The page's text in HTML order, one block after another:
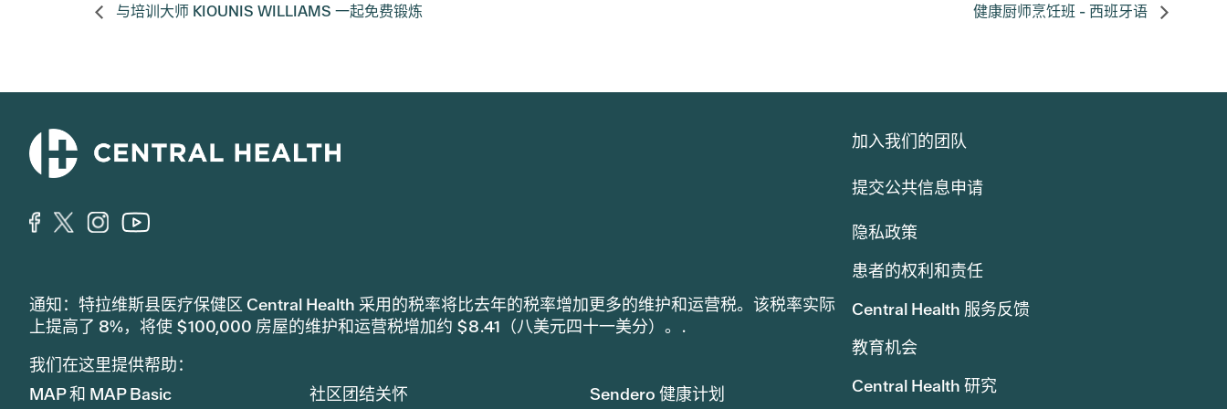
与培训大师 KIOUNIS WILLIAMS 一起免费锻炼 健康厨师烹饪班 - 西班牙语
通知：特拉维斯县医疗保健区 Central Health 采用的税率将比去年的税率增加更多的维护和运营税。该税率实际
上提高了 8%，将使 $100,000 房屋的维护和运营税增加约 $8.41（八美元四十一美分）。.
我们在这里提供帮助：
MAP 和 MAP Basic
社区团结关怀
Sendero 健康计划
加入我们的团队
提交公共信息申请
隐私政策
患者的权利和责任
Central Health 服务反馈
教育机会
Central Health 研究